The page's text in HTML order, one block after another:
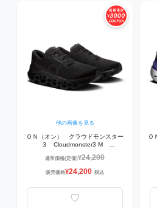
他の画像を見る
ＯＮ（オン） クラウドモンスター
３ Cloudmonster3 M
ズ Black | Black
通常価格(定価)¥24,200
販売価格¥24,200 税込
Ｏ